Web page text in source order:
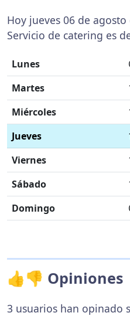
Hoy jueves 06 de
Servicio de catering es
Lunes
Martes
Miércoles
Jueves
Viernes
Sábado
Domingo
👍👎 Opiniones
3 usuarios han opinado